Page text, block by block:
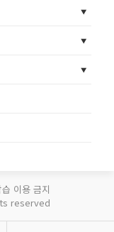
이용 금지
reserved